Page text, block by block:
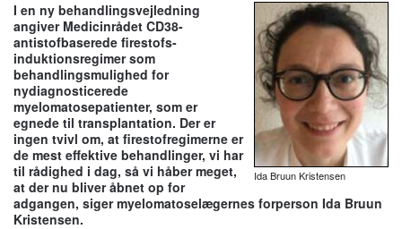
Ida Bruun Kristensen
I en ny behandlingsvejledning
angiver Medicinrådet CD38-
antistofbaserede firestofs-
induktionsregimer som
behandlingsmulighed for
nydiagnosticerede
myelomatosepatienter, som er
egnede til transplantation. Der er
ingen tvivl om, at firestofregimerne er
de mest effektive behandlinger, vi har
til rådighed i dag, så vi håber meget,
at der nu bliver åbnet op for
adgangen, siger myelomatoselægernes forperson Ida Bruun
Kristensen.